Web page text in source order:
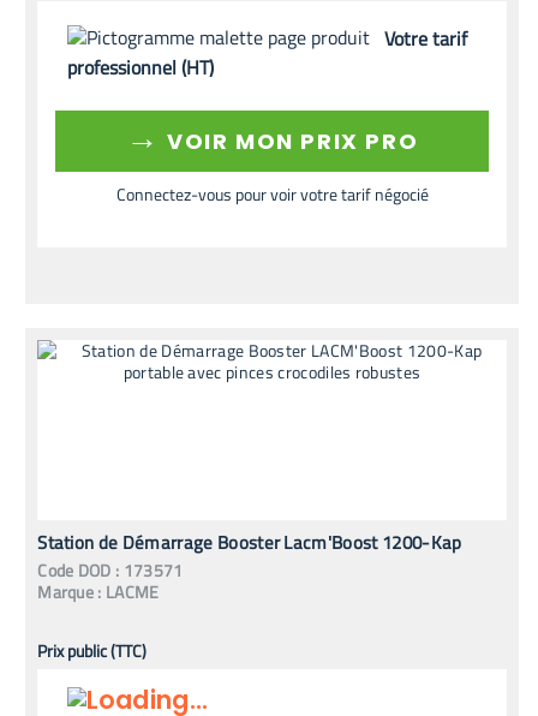
Votre tarif
professionnel (HT)
→ VOIR MON PRIX PRO
Connectez-vous pour voir votre tarif négocié
Station de Démarrage Booster Lacm'Boost 1200-Kap
Code DOD : 173571
Marque : LACME
Prix public (TTC)